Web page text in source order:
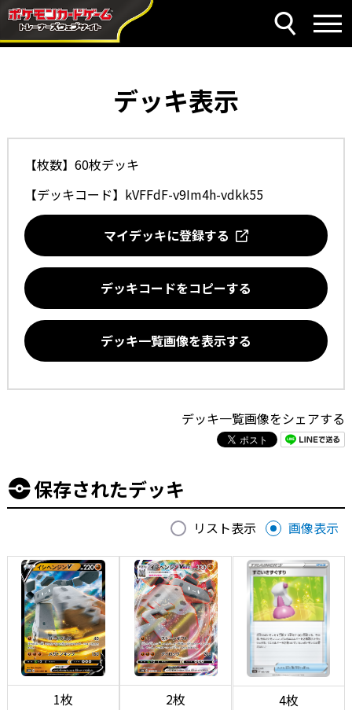
デッキ表示
【枚数】60枚デッキ
【デッキコード】 kVFFdF-v9Im4h-vdkk55
マイデッキに登録する
デッキコードをコピーする
デッキ一覧画像を表示する
デッキ一覧画像をシェアする
保存されたデッキ
リスト表示 画像表示
1枚 2枚 4枚